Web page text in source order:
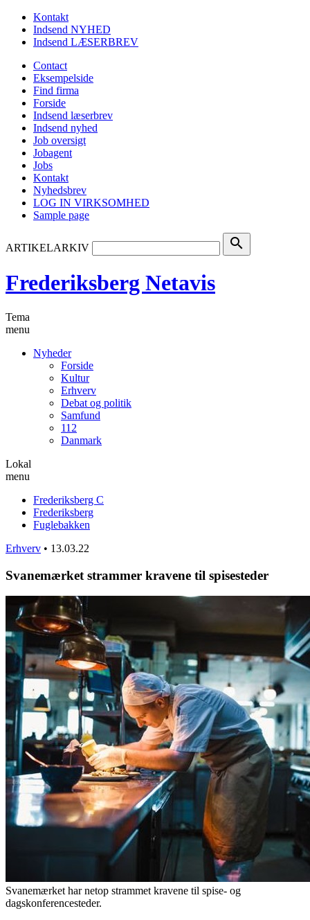
Kontakt
Indsend NYHED
Indsend LÆSERBREV
Contact
Eksempelside
Find firma
Forside
Indsend læserbrev
Indsend nyhed
Job oversigt
Jobagent
Jobs
Kontakt
Nyhedsbrev
LOG IN VIRKSOMHED
Sample page
ARTIKELARKIV search
Frederiksberg Netavis
Tema
menu
Nyheder
Forside
Kultur
Erhverv
Debat og politik
Samfund
112
Danmark
Lokal
menu
Frederiksberg C
Frederiksberg
Fuglebakken
Erhverv • 13.03.22
Svanemærket strammer kravene til spisesteder
Svanemærket har netop strammet kravene til spise- og
dagskonferencesteder.